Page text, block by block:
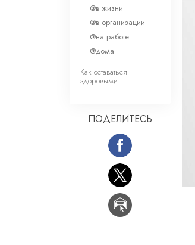
@в жизни
@в организации
@на работе
@дома
Как оставаться
здоровыми
ПОДЕЛИТЕСЬ